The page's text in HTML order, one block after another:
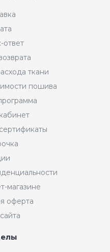
ответ
ткани
пошива
магазине
оферта